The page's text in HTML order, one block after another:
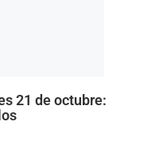
21 de octubre: